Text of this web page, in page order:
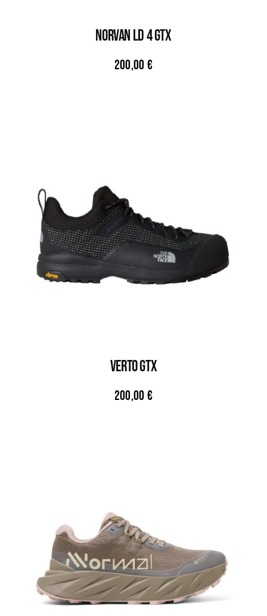
NORVAN LD 4 GTX
200,00 €
VERTO GTX
200,00 €